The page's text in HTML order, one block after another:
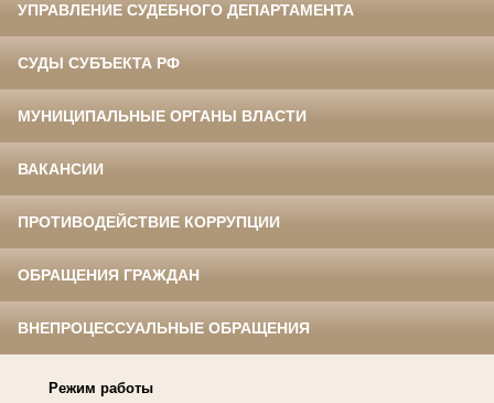
УПРАВЛЕНИЕ СУДЕБНОГО ДЕПАРТАМЕНТА
СУДЫ СУБЪЕКТА РФ
МУНИЦИПАЛЬНЫЕ ОРГАНЫ ВЛАСТИ
ВАКАНСИИ
ПРОТИВОДЕЙСТВИЕ КОРРУПЦИИ
ОБРАЩЕНИЯ ГРАЖДАН
ВНЕПРОЦЕССУАЛЬНЫЕ ОБРАЩЕНИЯ
Режим работы